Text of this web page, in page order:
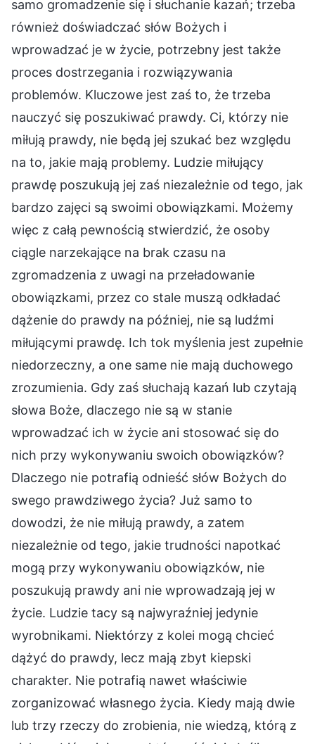
samo gromadzenie się i słuchanie kazań; trzeba
również doświadczać słów Bożych i
wprowadzać je w życie, potrzebny jest także
proces dostrzegania i rozwiązywania
problemów. Kluczowe jest zaś to, że trzeba
nauczyć się poszukiwać prawdy. Ci, którzy nie
miłują prawdy, nie będą jej szukać bez względu
na to, jakie mają problemy. Ludzie miłujący
prawdę poszukują jej zaś niezależnie od tego, jak
bardzo zajęci są swoimi obowiązkami. Możemy
więc z całą pewnością stwierdzić, że osoby
ciągle narzekające na brak czasu na
zgromadzenia z uwagi na przeładowanie
obowiązkami, przez co stale muszą odkładać
dążenie do prawdy na później, nie są ludźmi
miłującymi prawdę. Ich tok myślenia jest zupełnie
niedorzeczny, a one same nie mają duchowego
zrozumienia. Gdy zaś słuchają kazań lub czytają
słowa Boże, dlaczego nie są w stanie
wprowadzać ich w życie ani stosować się do
nich przy wykonywaniu swoich obowiązków?
Dlaczego nie potrafią odnieść słów Bożych do
swego prawdziwego życia? Już samo to
dowodzi, że nie miłują prawdy, a zatem
niezależnie od tego, jakie trudności napotkać
mogą przy wykonywaniu obowiązków, nie
poszukują prawdy ani nie wprowadzają jej w
życie. Ludzie tacy są najwyraźniej jedynie
wyrobnikami. Niektórzy z kolei mogą chcieć
dążyć do prawdy, lecz mają zbyt kiepski
charakter. Nie potrafią nawet właściwie
zorganizować własnego życia. Kiedy mają dwie
lub trzy rzeczy do zrobienia, nie wiedzą, którą z